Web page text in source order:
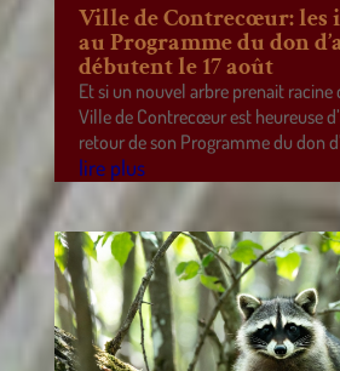
Ville de Contrecœur: les
au Programme du don
débutent le 17 août
Et si un nouvel arbre prenait racine
Ville de Contrecœur est heureuse
retour de son Programme du don
lire plus